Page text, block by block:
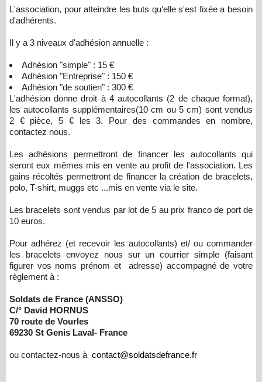
L'association, pour atteindre les buts qu'elle s'est fixée a besoin
d'adhérents.
Il y a 3 niveaux d'adhésion annuelle :
Adhésion "simple" : 15 €
Adhésion "Entreprise" : 150 €
Adhésion "de soutien" : 300 €
L'adhésion donne droit à 4 autocollants (2 de chaque format),
les autocollants supplémentaires(10 cm ou 5 cm) sont vendus
2 € pièce, 5 € les 3. Pour des commandes en nombre,
contactez nous.
Les adhésions permettront de financer les autocollants qui
seront eux mêmes mis en vente au profit de l'association. Les
gains récoltés permettront de financer la création de bracelets,
polo, T-shirt, muggs etc ...mis en vente via le site.
Les bracelets sont vendus par lot de 5 au prix franco de port de
10 euros.
Pour adhérez (et recevoir les autocollants) et/ ou commander
les bracelets envoyez nous sur un courrier simple (faisant
figurer vos noms prénom et adresse) accompagné de votre
règlement à :
Soldats de France (ANSSO)
C/° David HORNUS
70 route de Vourles
69230 St Genis Laval- France
ou contactez-nous à contact@soldatsdefrance.fr